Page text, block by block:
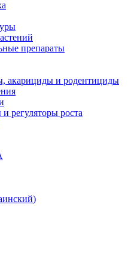
препараты
акарициды и родентициды
регуляторы роста
)